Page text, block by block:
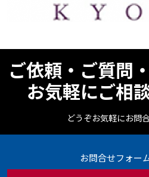
ご依頼・ご質問
お気軽にご相
どうぞお気軽にお問
お問合せフォー